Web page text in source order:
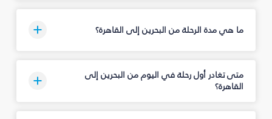
ما هي مدة الرحلة من البحرين إلى القاهرة؟
متى تغادر أول رحلة في اليوم من البحرين إلى
القاهرة؟